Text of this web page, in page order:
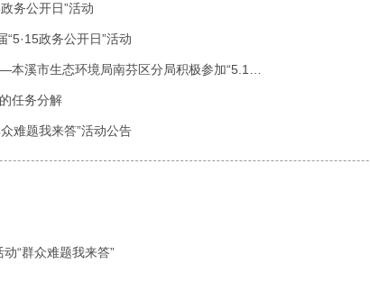
务公开日”活动
政务公开日”活动
溪市生态环境局南芬区分局积极参加“5.1…
任务分解
难题我来答”活动公告
“群众难题我来答”